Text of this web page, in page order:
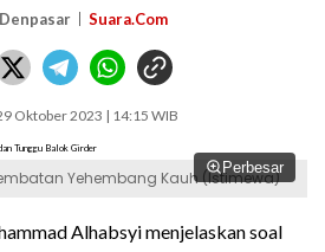
Suara.Com
Oktober 2023 | 14:15 WIB
Perbesar
Yehembang Kauh (Istimewa)
Alhabsyi menjelaskan soal